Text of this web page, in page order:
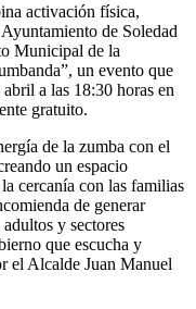
activación física,
de Soledad
Municipal de la
un evento que
a las 18:30 horas en
gratuito.
de la zumba con el
un espacio
cercanía con las familias
de generar
y sectores
que escucha y
el Alcalde Juan Manuel